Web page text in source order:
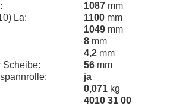
1087 mm
La:
1100 mm
1049 mm
8 mm
4,2 mm
Scheibe:
56 mm
ja
0,071 kg
4010 31 00